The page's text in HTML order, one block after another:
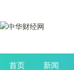
首页 新闻